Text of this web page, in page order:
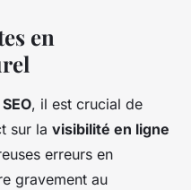
Éviter
en
, il est crucial de
sur la visibilité en ligne
erreurs en
gravement au